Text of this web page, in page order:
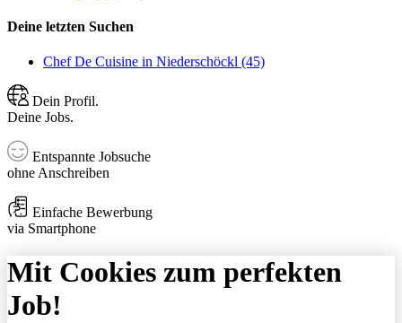
Deine letzten Suchen
Chef De Cuisine in Niederschöckl (45)
Dein Profil.
Deine Jobs.
Entspannte Jobsuche
ohne Anschreiben
Einfache Bewerbung
via Smartphone
Mit Cookies zum perfekten
Job!